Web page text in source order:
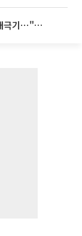
서경덕 교수, 김희철도 분노한 거꾸로 태극기⋯"엉터리는 아냐, 아쉬울 뿐"